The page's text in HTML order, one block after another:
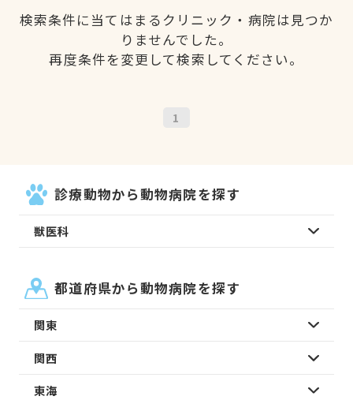
検索条件に当てはまるクリニック・病院は見つか
りませんでした。
再度条件を変更して検索してください。
1
診療動物から動物病院を探す
獣医科
都道府県から動物病院を探す
関東
関西
東海